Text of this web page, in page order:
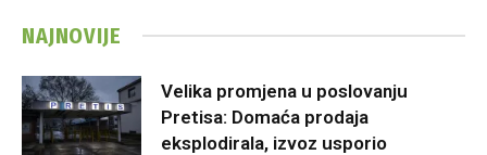
NAJNOVIJE
Velika promjena u poslovanju
Pretisa: Domaća prodaja
eksplodirala, izvoz usporio